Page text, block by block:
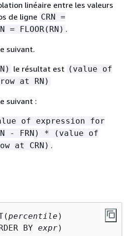
linéaire entre les valeurs
de ligne CRN =
= FLOOR(RN) .
suivant.
le résultat est (value of
at RN)
suivant :
of expression for
- FRN) * (value of
at CRN) .
percentile )
BY expr)